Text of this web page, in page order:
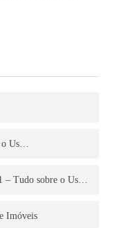
Us…
– Tudo sobre o Us…
Imóveis